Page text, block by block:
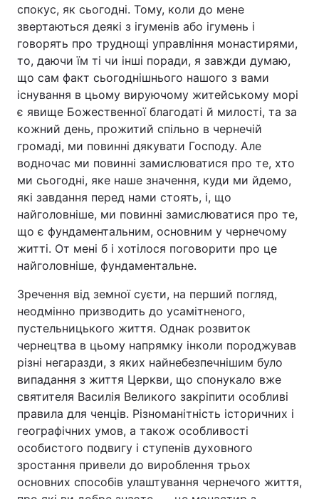
спокус, як сьогодні. Тому, коли до мене
звертаються деякі з ігуменів або ігумень і
говорять про труднощі управління монастирями,
то, даючи їм ті чи інші поради, я завжди думаю,
що сам факт сьогоднішнього нашого з вами
існування в цьому вируючому житейському морі
є явище Божественної благодаті й милості, та за
кожний день, прожитий спільно в чернечій
громаді, ми повинні дякувати Господу. Але
водночас ми повинні замислюватися про те, хто
ми сьогодні, яке наше значення, куди ми йдемо,
які завдання перед нами стоять, і, що
найголовніше, ми повинні замислюватися про те,
що є фундаментальним, основним у чернечому
житті. От мені б і хотілося поговорити про це
найголовніше, фундаментальне.
Зречення від земної суєти, на перший погляд,
неодмінно призводить до усамітненого,
пустельницького життя. Однак розвиток
чернецтва в цьому напрямку інколи породжував
різні негаразди, з яких найнебезпечнішим було
випадання з життя Церкви, що спонукало вже
святителя Василія Великого закріпити особливі
правила для ченців. Різноманітність історичних і
географічних умов, а також особливості
особистого подвигу і ступенів духовного
зростання привели до вироблення трьох
основних способів улаштування чернечого життя,